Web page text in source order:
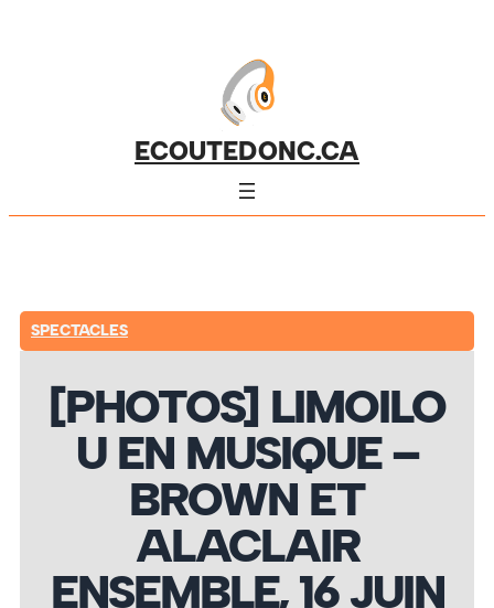
ECOUTEDONC.CA
SPECTACLES
[PHOTOS] LIMOILO
U EN MUSIQUE –
BROWN ET
ALACLAIR
ENSEMBLE, 16 JUIN